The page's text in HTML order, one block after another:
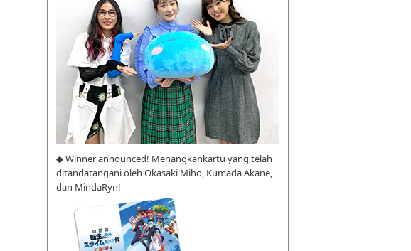
◆ Winner announced! Menangkankartu yang telah
ditandatangani oleh Okasaki Miho, Kumada Akane,
dan MindaRyn!